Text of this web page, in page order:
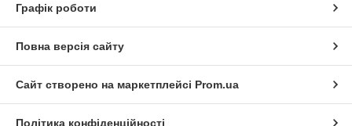
Графік роботи
Повна версія сайту
Сайт створено на маркетплейсі Prom.ua
Політика конфіденційності